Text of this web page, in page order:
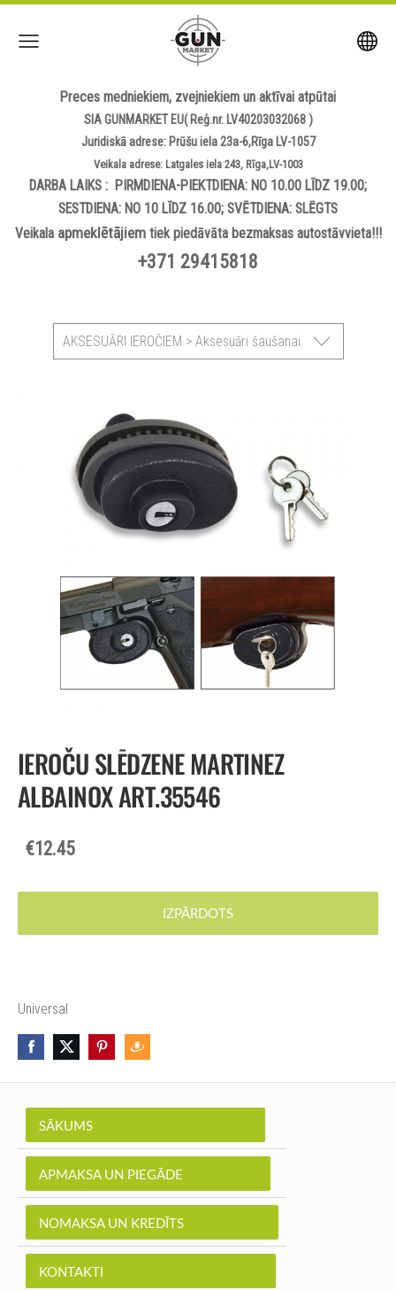
Preces medniekiem, zvejniekiem un aktīvai atpūtai
SIA GUNMARKET EU( Reģ.nr. LV40203032068 )
Juridiskā adrese: Prūšu iela 23a-6,Rīga LV-1057
Veikala adrese: Latgales iela 243, Rīga,LV-1003
DARBA LAIKS : PIRMDIENA-PIEKTDIENA: NO 10.00 LĪDZ 19.00;
SESTDIENA: NO 10 LĪDZ 16.00; SVĒTDIENA: SLĒGTS
Veikala apmeklētājiemtiek piedāvāta bezmaksas autostāvvieta!!!
+371 29415818
AKSESUĀRI IEROČIEM > Aksesuāri šaušanai
SĀKUMS
APMAKSA UN PIEGĀDE
NOMAKSA UN KREDĪTS
KONTAKTI
IEROČU SLĒDZENE MARTINEZ
ALBAINOX ART.35546
€12.45
IZPĀRDOTS
Universal